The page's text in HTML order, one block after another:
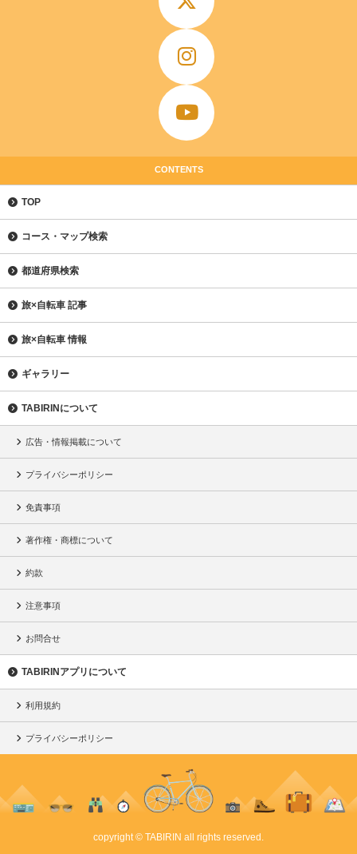
CONTENTS
TOP
コース・マップ検索
都道府県検索
旅×自転車 記事
旅×自転車 情報
ギャラリー
TABIRINについて
広告・情報掲載について
プライバシーポリシー
免責事項
著作権・商標について
約款
注意事項
お問合せ
TABIRINアプリについて
利用規約
プライバシーポリシー
copyright © TABIRIN all rights reserved.